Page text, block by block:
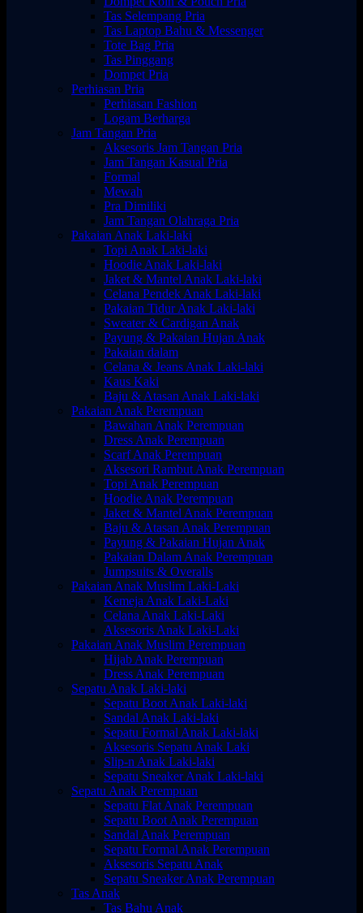
Tas Selempang Pria
Tas Laptop Bahu & Messenger
Tote Bag Pria
Tas Pinggang
Dompet Pria
Perhiasan Pria
Perhiasan Fashion
Logam Berharga
Jam Tangan Pria
Aksesoris Jam Tangan Pria
Jam Tangan Kasual Pria
Formal
Mewah
Pra Dimiliki
Jam Tangan Olahraga Pria
Pakaian Anak Laki-laki
Topi Anak Laki-laki
Hoodie Anak Laki-laki
Jaket & Mantel Anak Laki-laki
Celana Pendek Anak Laki-laki
Pakaian Tidur Anak Laki-laki
Sweater & Cardigan Anak
Payung & Pakaian Hujan Anak
Pakaian dalam
Celana & Jeans Anak Laki-laki
Kaus Kaki
Baju & Atasan Anak Laki-laki
Pakaian Anak Perempuan
Bawahan Anak Perempuan
Dress Anak Perempuan
Scarf Anak Perempuan
Aksesori Rambut Anak Perempuan
Topi Anak Perempuan
Hoodie Anak Perempuan
Jaket & Mantel Anak Perempuan
Baju & Atasan Anak Perempuan
Payung & Pakaian Hujan Anak
Pakaian Dalam Anak Perempuan
Jumpsuits & Overalls
Pakaian Anak Muslim Laki-Laki
Kemeja Anak Laki-Laki
Celana Anak Laki-Laki
Aksesoris Anak Laki-Laki
Pakaian Anak Muslim Perempuan
Hijab Anak Perempuan
Dress Anak Perempuan
Sepatu Anak Laki-laki
Sepatu Boot Anak Laki-laki
Sandal Anak Laki-laki
Sepatu Formal Anak Laki-laki
Aksesoris Sepatu Anak Laki
Slip-n Anak Laki-laki
Sepatu Sneaker Anak Laki-laki
Sepatu Anak Perempuan
Sepatu Flat Anak Perempuan
Sepatu Boot Anak Perempuan
Sandal Anak Perempuan
Sepatu Formal Anak Perempuan
Aksesoris Sepatu Anak
Sepatu Sneaker Anak Perempuan
Tas Anak
Tas Bahu Anak